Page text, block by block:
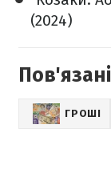
(2024)
ГРОШІ